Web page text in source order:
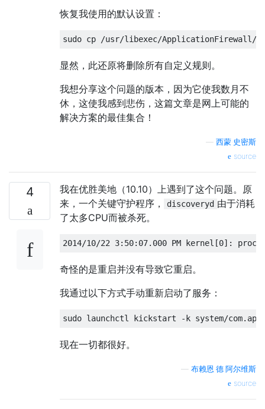
恢复我使用的默认设置：
显然，此还原将删除所有自定义规则。
我想分享这个问题的版本，因为它使我数月不
休，这使我感到悲伤，这篇文章是网上可能的
解决方案的最佳集合！
西蒙·史密斯
source
4
我在优胜美地（10.10）上遇到了这个问题。原
来，一个关键守护程序，
discoveryd 由于消耗
了太多CPU而被杀死。
奇怪的是重启并没有导致它重启。
我通过以下方式手动重新启动了服务：
现在一切都很好。
布赖恩·德·阿尔维斯
source